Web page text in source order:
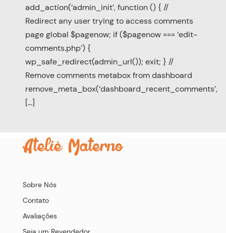
add_action(‘admin_init’, function () { //
Redirect any user trying to access comments
page global $pagenow; if ($pagenow === ‘edit-
comments.php’) {
wp_safe_redirect(admin_url()); exit; } //
Remove comments metabox from dashboard
remove_meta_box(‘dashboard_recent_comments’,
[…]
Sobre Nós
Contato
Avaliações